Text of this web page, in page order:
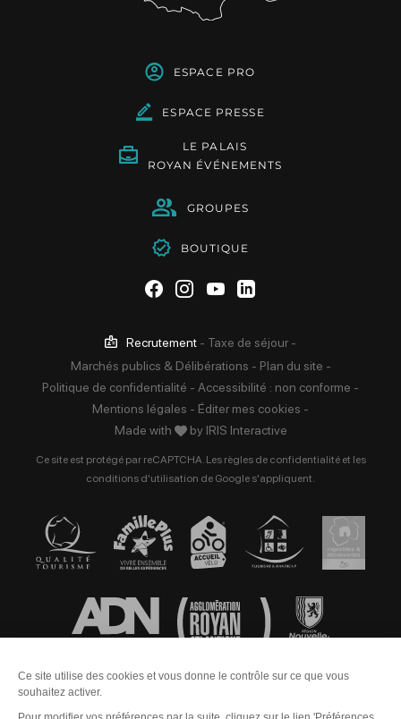
ESPACE PRO
ESPACE PRESSE
LE PALAIS
ROYAN ÉVÉNEMENTS
GROUPES
BOUTIQUE
Suivez-nous sur Facebook
Suivez-nous sur
Suivez-nous sur
Suivez-nous sur
Recrutement - Taxe de séjour -
Marchés publics & Délibérations - Plan du site -
Politique de confidentialité - Accessibilité : non conforme -
Mentions légales - Éditer mes cookies -
Made with
by IRIS Interactive
Ce site est protégé par reCAPTCHA. Les règles de confidentialitéet les
conditions d'utilisation de Google s'appliquent.